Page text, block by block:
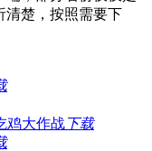
清楚，按照需要下
鸡大作战下载